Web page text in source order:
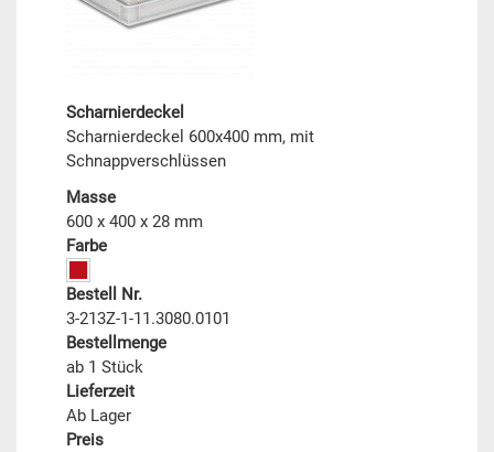
Scharnierdeckel
Scharnierdeckel 600x400 mm, mit
Schnappverschlüssen
Masse
600 x 400 x 28 mm
Farbe
Bestell Nr.
3-213Z-1-11.3080.0101
Bestellmenge
ab 1 Stück
Lieferzeit
Ab Lager
Preis